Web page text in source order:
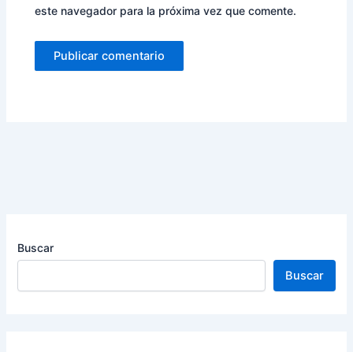
este navegador para la próxima vez que comente.
Buscar
Buscar